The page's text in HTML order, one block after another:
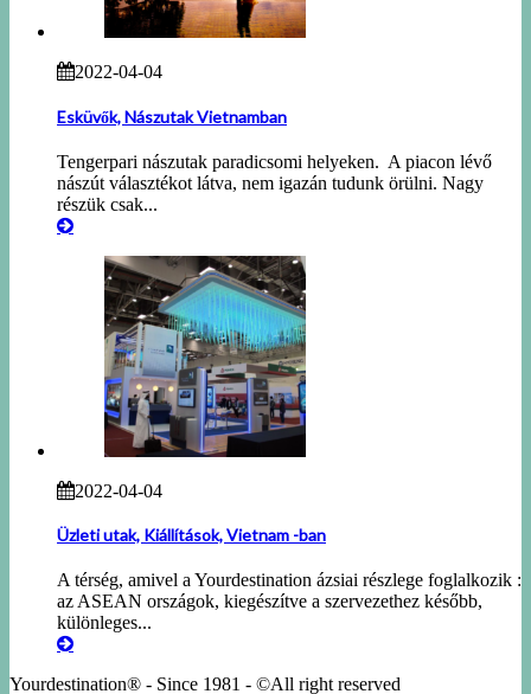
2022-04-04
Esküvők, Nászutak Vietnamban
Tengerpari nászutak paradicsomi helyeken. A piacon lévő
nászút választékot látva, nem igazán tudunk örülni. Nagy
részük csak...
2022-04-04
Üzleti utak, Kiállítások, Vietnam -ban
A térség, amivel a Yourdestination ázsiai részlege foglalkozik :
az ASEAN országok, kiegészítve a szervezethez később,
különleges...
Yourdestination® - Since 1981 - ©All right reserved